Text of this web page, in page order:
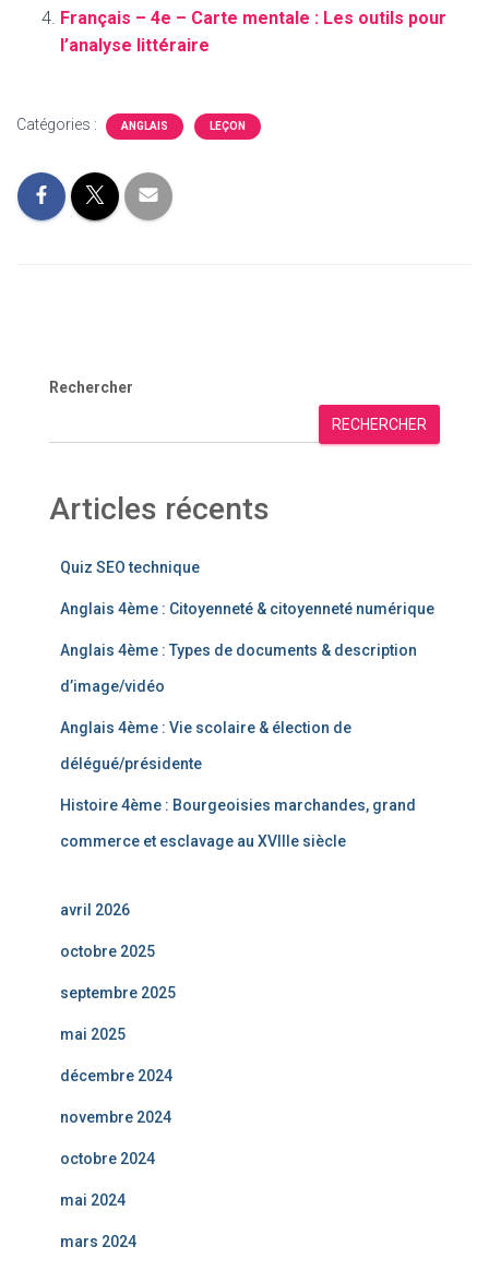
Français – 4e – Carte mentale : Les outils pour
l’analyse littéraire
Catégories : ANGLAIS LEÇON
Rechercher
RECHERCHER
Articles récents
Quiz SEO technique
Anglais 4ème : Citoyenneté & citoyenneté numérique
Anglais 4ème : Types de documents & description
d’image/vidéo
Anglais 4ème : Vie scolaire & élection de
délégué/présidente
Histoire 4ème : Bourgeoisies marchandes, grand
commerce et esclavage au XVIIIe siècle
avril 2026
octobre 2025
septembre 2025
mai 2025
décembre 2024
novembre 2024
octobre 2024
mai 2024
mars 2024